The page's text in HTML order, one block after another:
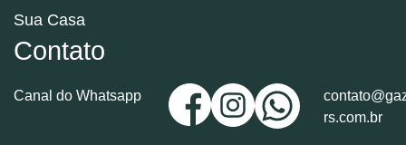
Sua Casa
Contato
Canal do Whatsapp
rs.com.br